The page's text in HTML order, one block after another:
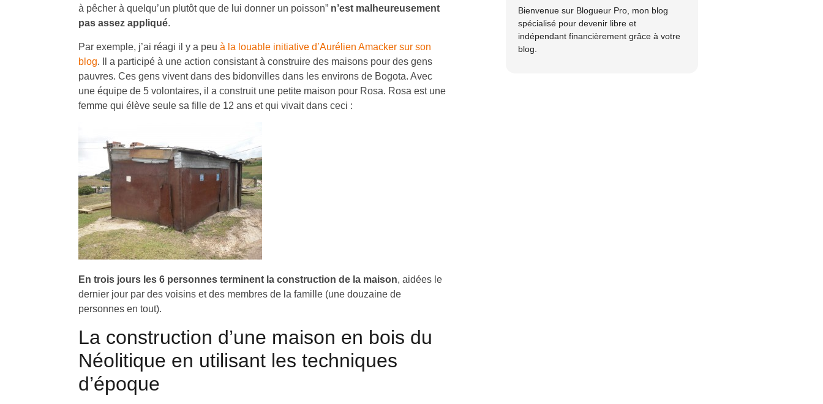
à pêcher à quelqu’un plutôt que de lui donner un poisson” n’est malheureusement
pas assez appliqué.
Par exemple, j’ai réagi il y a peu à la louable initiative d’Aurélien Amacker sur son
blog. Il a participé à une action consistant à construire des maisons pour des gens
pauvres. Ces gens vivent dans des bidonvilles dans les environs de Bogota. Avec
une équipe de 5 volontaires, il a construit une petite maison pour Rosa. Rosa est une
femme qui élève seule sa fille de 12 ans et qui vivait dans ceci :
En trois jours les 6 personnes terminent la construction de la maison, aidées le
dernier jour par des voisins et des membres de la famille (une douzaine de
personnes en tout).
La construction d’une maison en bois du
Néolitique en utilisant les techniques
d’époque
Bienvenue sur Blogueur Pro, mon blog
spécialisé pour devenir libre et
indépendant financièrement grâce à votre
blog.